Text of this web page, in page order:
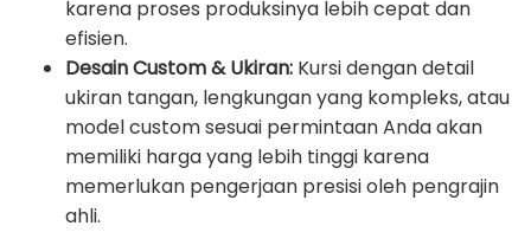
karena proses produksinya lebih cepat dan
efisien.
Desain Custom & Ukiran: Kursi dengan detail
ukiran tangan, lengkungan yang kompleks, atau
model custom sesuai permintaan Anda akan
memiliki harga yang lebih tinggi karena
memerlukan pengerjaan presisi oleh pengrajin
ahli.